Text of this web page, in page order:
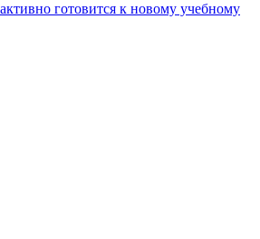
готовится к новому учебному